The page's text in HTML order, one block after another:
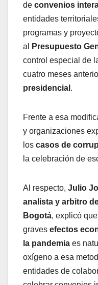
de convenios
entidades
programas y
al
Presupuesto
control especial de
cuatro meses
presidencial .
Frente a esa
y organizaciones
los casos de
la celebración de
Al respecto, Julio
analista y arbitro
Bogotá, explicó
graves efectos
la pandemia es
oxígeno a esa
entidades de